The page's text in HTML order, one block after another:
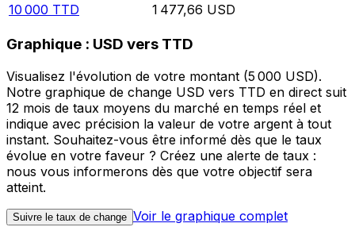
10 000 TTD 1 477,66 USD
Graphique : USD vers TTD
Visualisez l'évolution de votre montant (5 000 USD).
Notre graphique de change USD vers TTD en direct suit
12 mois de taux moyens du marché en temps réel et
indique avec précision la valeur de votre argent à tout
instant. Souhaitez-vous être informé dès que le taux
évolue en votre faveur ? Créez une alerte de taux :
nous vous informerons dès que votre objectif sera
atteint.
Suivre le taux de change Voir le graphique complet